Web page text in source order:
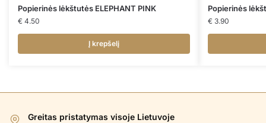
Popierinės lėkštutės ELEPHANT PINK
€ 4.50
Į krepšelį
Popierinės
€ 3.90
Greitas pristatymas visoje Lietuvoje